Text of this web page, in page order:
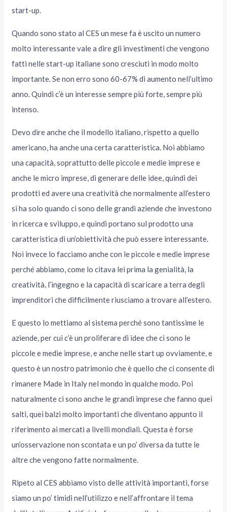
start-up.
Quando sono stato al CES un mese fa è uscito un numero
molto interessante vale a dire gli investimenti che vengono
fatti nelle start-up italiane sono cresciuti in modo molto
importante. Se non erro sono 60-67% di aumento nell’ultimo
anno. Quindi c’è un interesse sempre più forte, sempre più
intenso.
Devo dire anche che il modello italiano, rispetto a quello
americano, ha anche una certa caratteristica. Noi abbiamo
una capacità, soprattutto delle piccole e medie imprese e
anche le micro imprese, di generare delle idee, quindi dei
prodotti ed avere una creatività che normalmente all’estero
si ha solo quando ci sono delle grandi aziende che investono
in ricerca e sviluppo, e quindi portano sul prodotto una
caratteristica di un’obiettività che può essere interessante.
Noi invece lo facciamo anche con le piccole e medie imprese
perché abbiamo, come lo citava lei prima la genialità, la
creatività, l’ingegno e la capacità di scaricare a terra degli
imprenditori che difficilmente riusciamo a trovare all’estero.
E questo lo mettiamo al sistema perché sono tantissime le
aziende, per cui c’è un proliferare di idee che ci sono le
piccole e medie imprese, e anche nelle start up ovviamente, e
questo è un nostro patrimonio che è quello che ci consente di
rimanere Made in Italy nel mondo in qualche modo. Poi
naturalmente ci sono anche le grandi imprese che fanno quei
salti, quei balzi molto importanti che diventano appunto il
riferimento ai mercati a livelli mondiali. Questa è forse
un’osservazione non scontata e un po’ diversa da tutte le
altre che vengono fatte normalmente.
Ripeto al CES abbiamo visto delle attività importanti, forse
siamo un po’ timidi nell’utilizzo e nell’affrontare il tema